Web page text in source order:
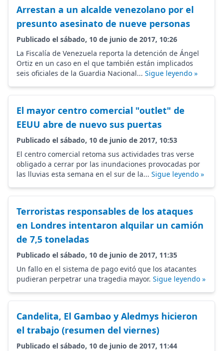
Arrestan a un alcalde venezolano por el
presunto asesinato de nueve personas
Publicado el sábado, 10 de junio de 2017, 10:26
La Fiscalía de Venezuela reporta la detención de Ángel
Ortiz en un caso en el que también están implicados
seis oficiales de la Guardia Nacional... Sigue leyendo »
El mayor centro comercial "outlet" de
EEUU abre de nuevo sus puertas
Publicado el sábado, 10 de junio de 2017, 10:53
El centro comercial retoma sus actividades tras verse
obligado a cerrar por las inundaciones provocadas por
las lluvias esta semana en el sur de la... Sigue leyendo »
Terroristas responsables de los ataques
en Londres intentaron alquilar un camión
de 7,5 toneladas
Publicado el sábado, 10 de junio de 2017, 11:35
Un fallo en el sistema de pago evitó que los atacantes
pudieran perpetrar una tragedia mayor. Sigue leyendo »
Candelita, El Gambao y Aledmys hicieron
el trabajo (resumen del viernes)
Publicado el sábado, 10 de junio de 2017, 11:44